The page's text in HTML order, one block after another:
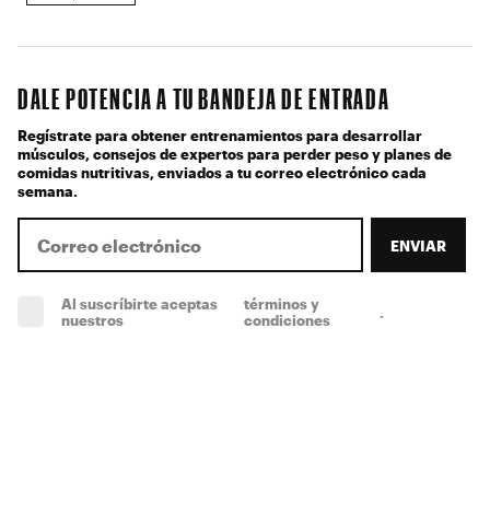
DALE POTENCIA A TU BANDEJA DE ENTRADA
Regístrate para obtener entrenamientos para desarrollar
músculos, consejos de expertos para perder peso y planes de
comidas nutritivas, enviados a tu correo electrónico cada
semana.
ENVIAR
Al suscríbirte aceptas
nuestros
términos y
condiciones